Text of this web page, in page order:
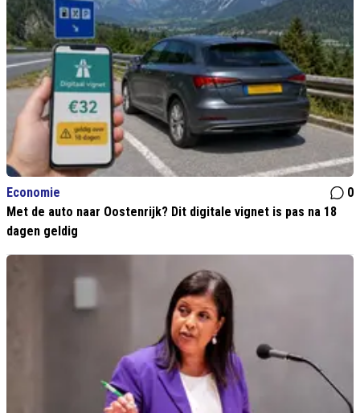
Economie
0
Met de auto naar Oostenrijk? Dit digitale vignet is pas na 18
dagen geldig